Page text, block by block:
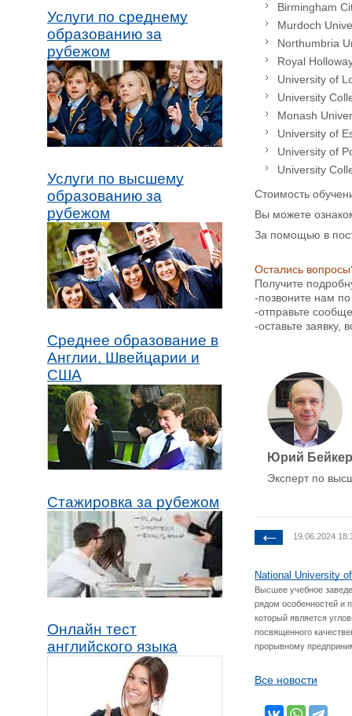
Услуги по среднему
образованию за
рубежом
Услуги по высшему
образованию за
рубежом
Среднее образование в
Англии, Швейцарии и
США
Стажировка за рубежом
Онлайн тест
английского языка
Birmingham
Murdoch
Northumbria
Royal
University of
University
Monash
University of
University of
University
Стоимость
Вы можете
За помощью в
Остались
Получите
-позвоните нам
-отправьте
-оставьте
Юрий Бейкер
Эксперт по
19.06.2024
National University
Высшее учебное
рядом особенностей и
который является
посвященного
прорывному
Все новости